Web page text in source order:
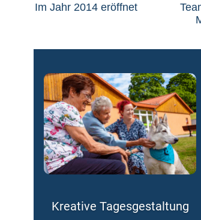
Im Jahr 2014 eröffnet
Kreative Tagesgestaltung